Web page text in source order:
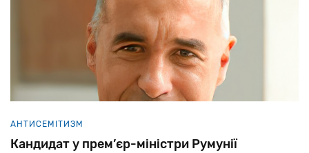
АНТИСЕМІТИЗМ
Кандидат у прем’єр-міністри Румунії